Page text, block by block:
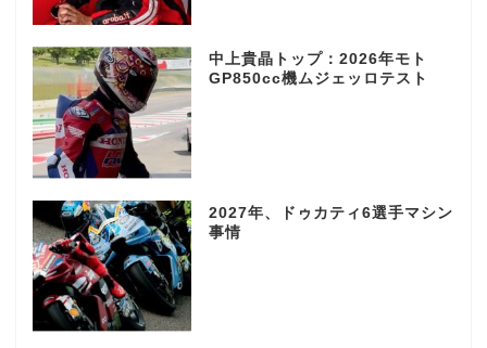
中上貴晶トップ：2026年モト
GP850cc機ムジェッロテスト
2027年、ドゥカティ6選手マシン
事情